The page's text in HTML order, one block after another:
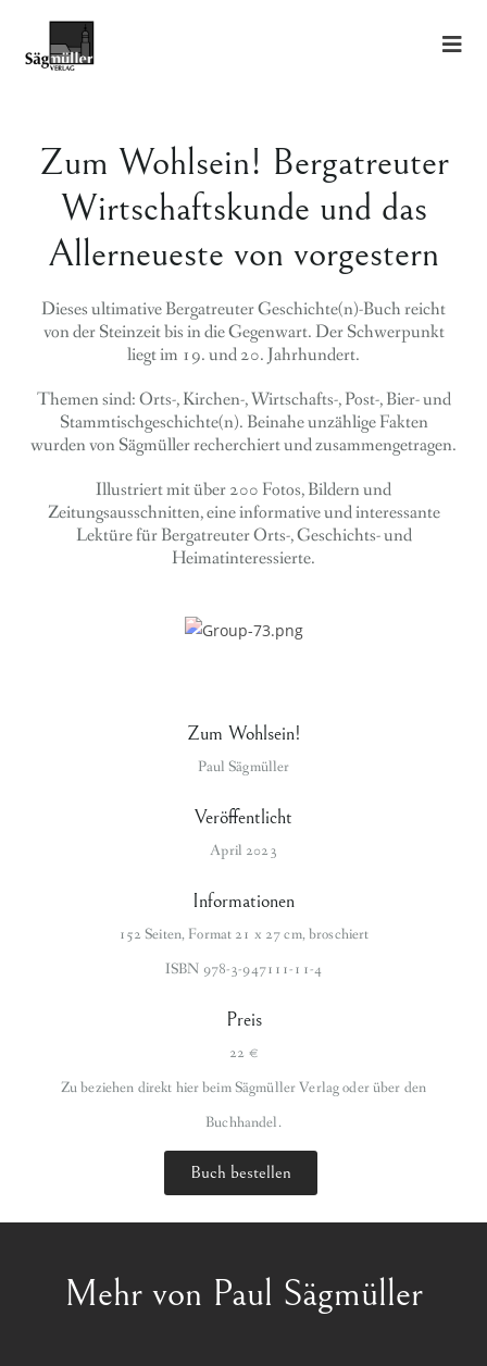
Zum Wohlsein!
Paul Sägmüller
Veröffentlicht
April 2023
Informationen
152 Seiten, Format 21 x 27 cm, broschiert
ISBN 978-3-947111-11-4
Preis
22 €
Zu beziehen direkt hier beim Sägmüller Verlag oder über den
Buchhandel.
Buch bestellen
Zum Wohlsein! Bergatreuter
Wirtschaftskunde und das
Allerneueste von vorgestern
Dieses ultimative Bergatreuter Geschichte(n)-Buch reicht
von der Steinzeit bis in die Gegenwart. Der Schwerpunkt
liegt im 19. und 20. Jahrhundert.
Themen sind: Orts-, Kirchen-, Wirtschafts-, Post-, Bier- und
Stammtischgeschichte(n). Beinahe unzählige Fakten
wurden von Sägmüller recherchiert und zusammengetragen.
Illustriert mit über 200 Fotos, Bildern und
Zeitungsausschnitten, eine informative und interessante
Lektüre für Bergatreuter Orts-, Geschichts- und
Heimatinteressierte.
Mehr von Paul Sägmüller